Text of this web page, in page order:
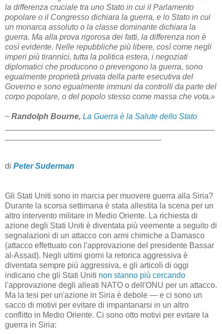
la differenza cruciale tra uno Stato in cui il Parlamento
popolare o il Congresso dichiara la guerra, e lo Stato in cui
un monarca assoluto o la classe dominante dichiara la
guerra. Ma alla prova rigorosa dei fatti, la differenza non è
così evidente. Nelle repubbliche più libere, così come negli
imperi più tirannici, tutta la politica estera, i negoziati
diplomatici che producono o prevengono la guerra, sono
egualmente proprietà privata della parte esecutiva del
Governo e sono egualmente immuni da controlli da parte del
corpo popolare, o del popolo stesso come massa che vota.»
~ Randolph Bourne, La Guerra è la Salute dello Stato
di Peter Suderman
Gli Stati Uniti sono in marcia per muovere guerra alla Siria?
Durante la scorsa settimana è stata allestita la scena per un
altro intervento militare in Medio Oriente. La richiesta di
azione degli Stati Uniti è diventata più veemente a seguito di
segnalazioni di un attacco con armi chimiche a Damasco
(attacco effettuato con l'approvazione del presidente Bassar
al-Assad). Negli ultimi giorni la retorica aggressiva è
diventata sempre più aggressiva, e gli articoli di oggi
indicano che gli Stati Uniti non stanno più cercando
l'approvazione degli alleati NATO o dell'ONU per un attacco.
Ma la tesi per un'azione in Siria è debole — e ci sono un
sacco di motivi per evitare di impantanarsi in un altro
conflitto in Medio Oriente. Ci sono otto motivi per evitare la
guerra in Siria: